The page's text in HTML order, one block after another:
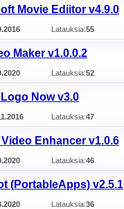
Movie Ediitor v4.9.0
Latauksia:55
Maker v1.0.0.2
Latauksia:52
Now v3.0
Latauksia:47
Enhancer v1.0.6
Latauksia:46
(PortableApps) v2.5.1
Latauksia:36